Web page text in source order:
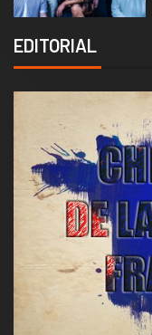
EDITORIAL